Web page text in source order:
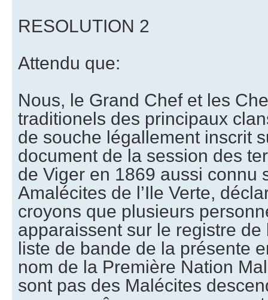
RESOLUTION 2
Attendu que:
Nous, le Grand Chef et les
traditionels des principaux
de souche légallement inscrit
document de la session des
de Viger en 1869 aussi connu
Amalécites de l’Ile Verte,
croyons que plusieurs
apparaissent sur le registre
liste de bande de la présente
nom de la Première Nation
sont pas des Malécites